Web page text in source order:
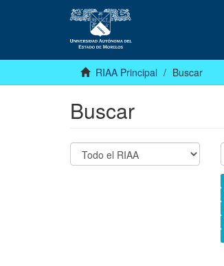
RIAA Principal Buscar
Buscar